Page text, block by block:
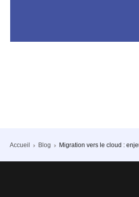
Accueil Blog Migration vers le cloud :